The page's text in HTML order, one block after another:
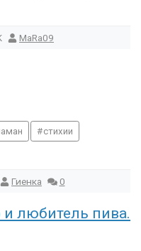
MaRa09
стихии
Гиенка 0
любитель пива.